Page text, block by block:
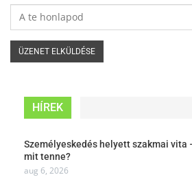
HÍREK
Személyeskedés helyett szakmai vita
mit tenne?
aug 6, 2026